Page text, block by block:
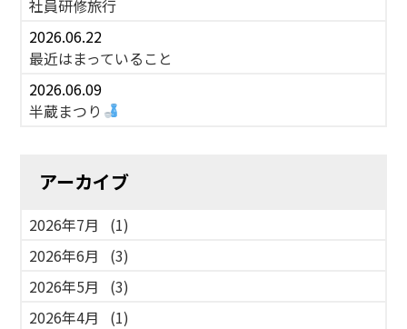
社員研修旅行
2026.06.22
最近はまっていること
2026.06.09
半蔵まつり
アーカイブ
2026年7月
(1)
2026年6月
(3)
2026年5月
(3)
2026年4月
(1)